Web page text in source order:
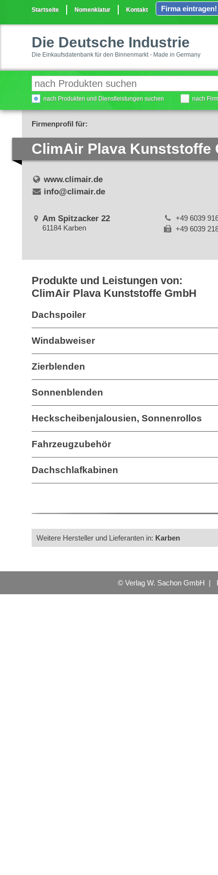
Startseite Nomenklatur Kontakt Firma eintragen!
Die Deutsche Industrie
Die Einkaufsdatenbank für den Binnenmarkt - Made in Germany
nach Produkten und Dienstleistungen suchen nach
Firmenprofil für:
ClimAir Plava Kunststoffe
www.climair.de
info@climair.de
Am Spitzacker 22
61184 Karben
+49 6039
+49 6039
Produkte und Leistungen von:
ClimAir Plava Kunststoffe GmbH
Dachspoiler
Windabweiser
Zierblenden
Sonnenblenden
Heckscheibenjalousien, Sonnenrollos
Fahrzeugzubehör
Dachschlafkabinen
Weitere Hersteller und Lieferanten in: Karben
© Verlag W. Sachon GmbH |